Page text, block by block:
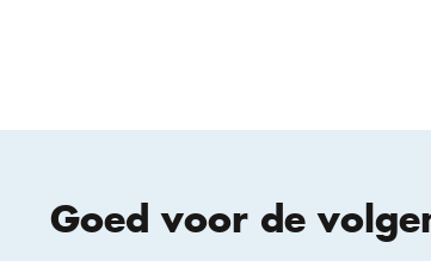
Goed voor de